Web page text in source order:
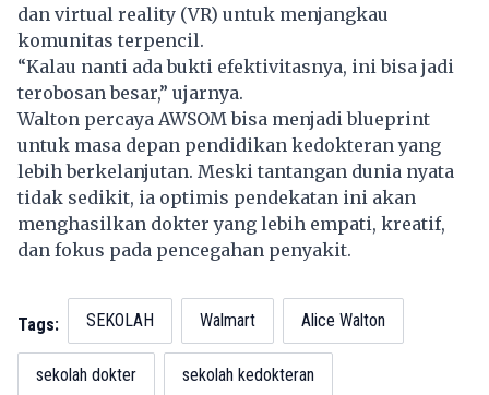
dan virtual reality (VR) untuk menjangkau
komunitas terpencil.
“Kalau nanti ada bukti efektivitasnya, ini bisa jadi
terobosan besar,” ujarnya.
Walton percaya AWSOM bisa menjadi blueprint
untuk masa depan pendidikan kedokteran yang
lebih berkelanjutan. Meski tantangan dunia nyata
tidak sedikit, ia optimis pendekatan ini akan
menghasilkan dokter yang lebih empati, kreatif,
dan fokus pada pencegahan penyakit.
Tags: SEKOLAH Walmart Alice Walton
sekolah dokter sekolah kedokteran